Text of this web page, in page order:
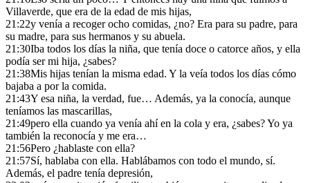
Villaverde, que era de la edad de mis hijas,
21:22y venía a recoger ocho comidas, ¿no? Era para su padre, para
su madre, para sus hermanos y su abuela.
21:30Iba todos los días la niña, que tenía doce o catorce años, y ella
podía ser mi hija, ¿sabes?
21:38Mis hijas tenían la misma edad. Y la veía todos los días cómo
bajaba a por la comida.
21:43Y esa niña, la verdad, fue… Además, ya la conocía, aunque
teníamos las mascarillas,
21:49pero ella cuando ya venía ahí en la cola y era, ¿sabes? Yo ya
también la reconocía y me era…
21:56Pero ¿hablaste con ella?
21:57Sí, hablaba con ella. Hablábamos con todo el mundo, sí.
Además, el padre tenía depresión,